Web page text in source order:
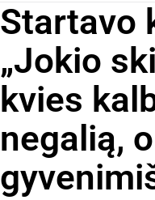
Startavo
„Jokio
kvies
negalią, o